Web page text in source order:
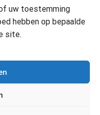
uw toestemming
hebben op bepaalde
site.
en deze inhoud
in te schakelen
–